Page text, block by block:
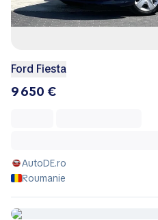
Ford Fiesta
9 650 €
AutoDE.ro
Roumanie